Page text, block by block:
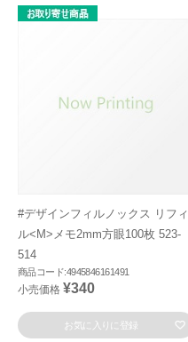
#デザインフィルノックス リフィ
ル<M>メモ2mm方眼100枚 523-
514
商品コード:4945846161491
小売価格 ¥340
お気に入りに登録